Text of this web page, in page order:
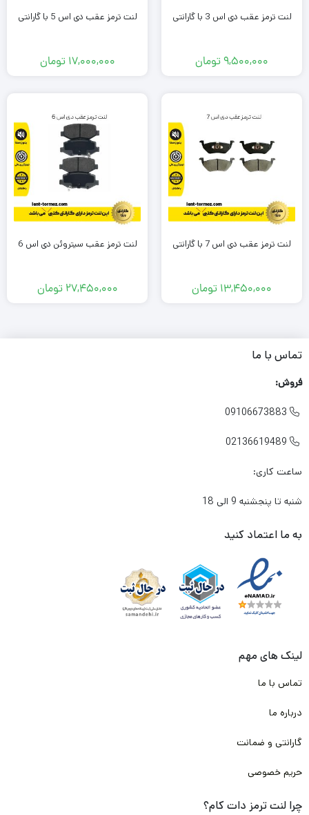
لنت ترمز عقب دی اس 3 با گارانتی
9,500,000تومان
لنت ترمز عقب دی اس 5 با گارانتی
17,000,000 تومان
لنت ترمز عقب دی اس 7 با گارانتی
13,450,000 تومان
لنت ترمز عقب سیتروئن دی اس 6
27,450,000 تومان
تماس با ما
فروش:

09106673883

02136619489
ساعت کاری:
شنبه تا پنجشنبه 9 الی 18
به ما اعتماد کنید
لینک های مهم
تماس با ما
درباره ما
گارانتی و ضمانت
حریم خصوصی
چرا لنت ترمز دات کام؟